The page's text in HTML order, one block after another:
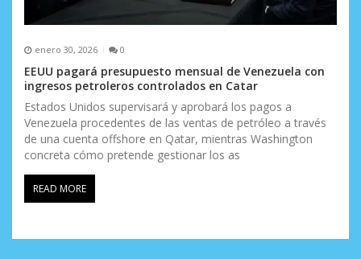
enero 30, 2026 0
EEUU pagará presupuesto mensual de Venezuela con
ingresos petroleros controlados en Catar
Estados Unidos supervisará y aprobará los pagos a
Venezuela procedentes de las ventas de petróleo a través
de una cuenta offshore en Qatar, mientras Washington
concreta cómo pretende gestionar los as
READ MORE